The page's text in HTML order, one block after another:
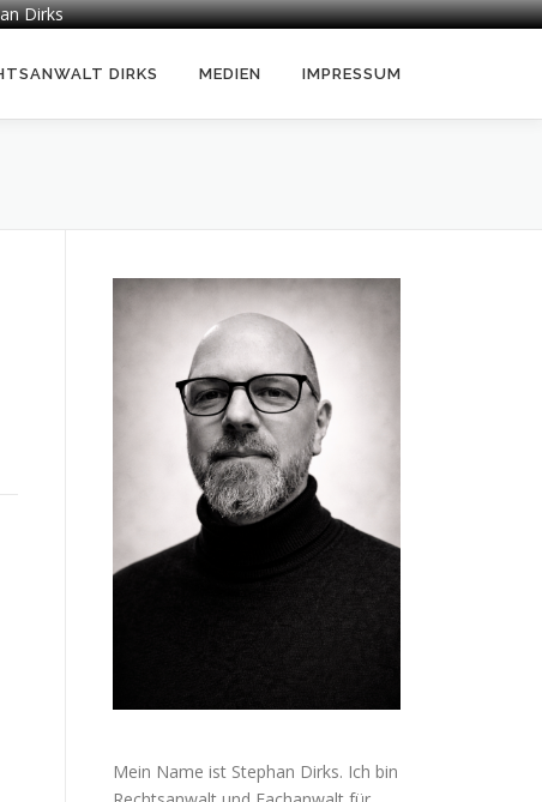
Dirks
DIRKS MEDIEN IMPRESSUM
Mein Name ist Stephan Dirks. Ich bin